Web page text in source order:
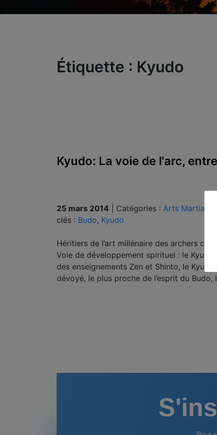
Étiquette : Kyudo
Kyudo: La voie de l'arc,
25 mars 2014 Catégories : Arts Martiaux
clés : Budo, Kyudo
Héritiers de l’art millénaire des archers
Voie de développement spirituel : le Kyudo,
des enseignements Zen et Shinto, le
dévoyé, le plus proche de l’esprit du Budo,